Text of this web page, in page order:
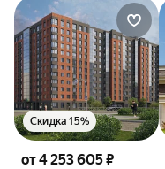
от 4 253 605 ₽
Скидка 15%